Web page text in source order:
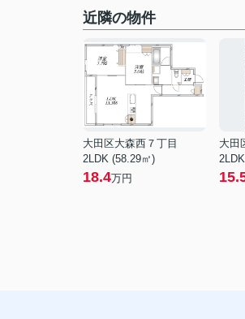
近隣の物件
大田区大森西７丁目
2LDK (58.29㎡)
18.4万円
大田